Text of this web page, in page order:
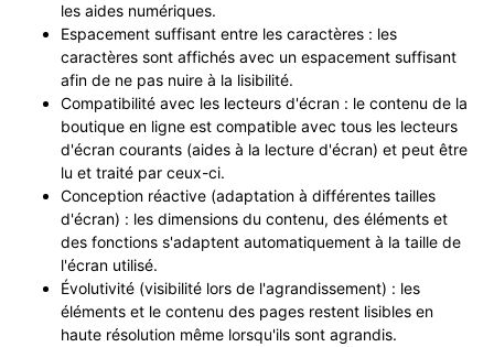
les aides numériques.
Espacement suffisant entre les caractères : les
caractères sont affichés avec un espacement suffisant
afin de ne pas nuire à la lisibilité.
Compatibilité avec les lecteurs d'écran : le contenu de la
boutique en ligne est compatible avec tous les lecteurs
d'écran courants (aides à la lecture d'écran) et peut être
lu et traité par ceux-ci.
Conception réactive (adaptation à différentes tailles
d'écran) : les dimensions du contenu, des éléments et
des fonctions s'adaptent automatiquement à la taille de
l'écran utilisé.
Évolutivité (visibilité lors de l'agrandissement) : les
éléments et le contenu des pages restent lisibles en
haute résolution même lorsqu'ils sont agrandis.